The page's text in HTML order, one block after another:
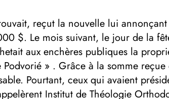
reçut la nouvelle lui
$. Le mois suivant, le jour de la
aux enchères publiques la
» . Grâce à la somme
Pourtant, ceux qui avaient
Institut de Théologie